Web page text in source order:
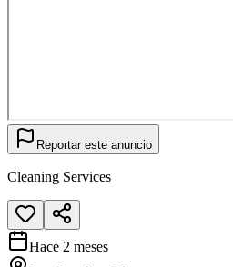
Reportar este anuncio
Cleaning Services
Hace 2 meses